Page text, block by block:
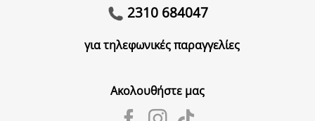
2310 684047
για τηλεφωνικές παραγγελίες
Ακολουθήστε μας